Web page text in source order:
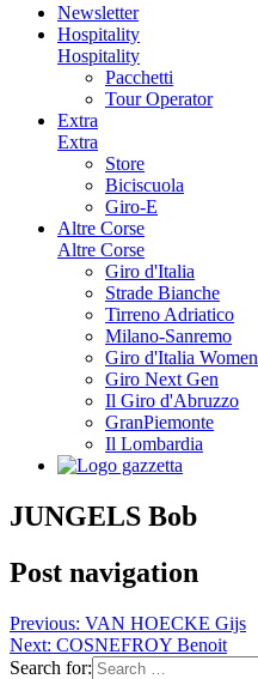
Newsletter
Hospitality
Hospitality
Pacchetti
Tour Operator
Extra
Extra
Store
Biciscuola
Giro-E
Altre Corse
Altre Corse
Giro d'Italia
Strade Bianche
Tirreno Adriatico
Milano-Sanremo
Giro d'Italia Women
Giro Next Gen
Il Giro d'Abruzzo
GranPiemonte
Il Lombardia
JUNGELS Bob
Post navigation
Previous: VAN HOECKE Gijs
Next: COSNEFROY Benoit
Search for: